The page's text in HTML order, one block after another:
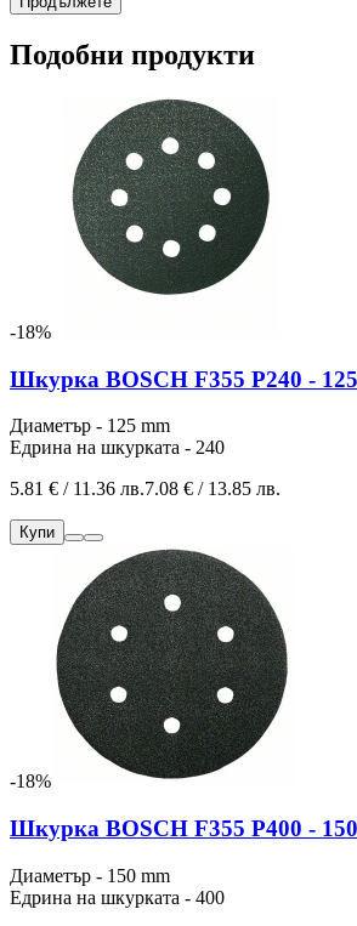
Подобни продукти
-18%
Шкурка BOSCH F355 P240 -
Диаметър - 125 mm
Едрина на шкурката - 240
5.81 € / 11.36 лв.7.08 € / 13.85 лв.
Купи
-18%
Шкурка BOSCH F355 P400 -
Диаметър - 150 mm
Едрина на шкурката - 400